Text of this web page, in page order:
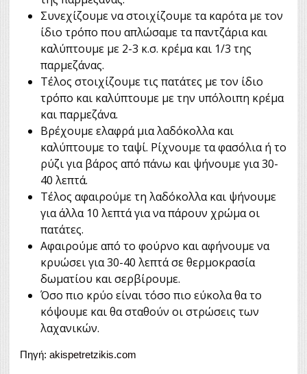
Συνεχίζουμε να στοιχίζουμε τα καρότα με τον
ίδιο τρόπο που απλώσαμε τα παντζάρια και
καλύπτουμε με 2-3 κ.σ. κρέμα και 1/3 της
παρμεζάνας.
Τέλος στοιχίζουμε τις πατάτες με τον ίδιο
τρόπο και καλύπτουμε με την υπόλοιπη κρέμα
και παρμεζάνα.
Βρέχουμε ελαφρά μια λαδόκολλα και
καλύπτουμε το ταψί. Ρίχνουμε τα φασόλια ή το
ρύζι για βάρος από πάνω και ψήνουμε για 30-
40 λεπτά.
Τέλος αφαιρούμε τη λαδόκολλα και ψήνουμε
για άλλα 10 λεπτά για να πάρουν χρώμα οι
πατάτες.
Αφαιρούμε από το φούρνο και αφήνουμε να
κρυώσει για 30-40 λεπτά σε θερμοκρασία
δωματίου και σερβίρουμε.
Όσο πιο κρύο είναι τόσο πιο εύκολα θα το
κόψουμε και θα σταθούν οι στρώσεις των
λαχανικών.
Πηγή: akispetretzikis.com